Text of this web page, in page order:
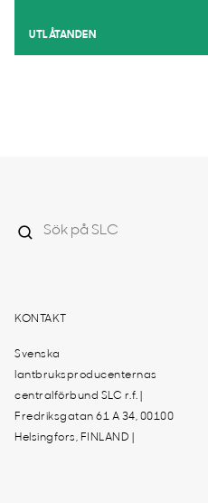
UTLÅTANDEN
KONTAKT
Svenska
lantbruksproducenternas
centralförbund SLC r.f. |
Fredriksgatan 61 A 34, 00100
Helsingfors, FINLAND |